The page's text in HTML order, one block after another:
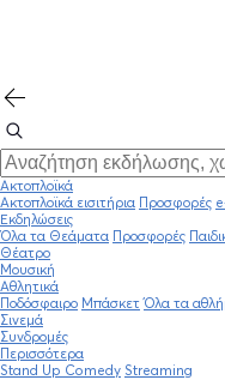
Ακτοπλοϊκά
Ακτοπλοϊκά εισιτήρια Προσφορές
Εκδηλώσεις
Όλα τα Θεάματα Προσφορές
Θέατρο
Μουσική
Αθλητικά
Ποδόσφαιρο Μπάσκετ Όλα τα
Σινεμά
Συνδρομές
Περισσότερα
Stand Up Comedy Streaming